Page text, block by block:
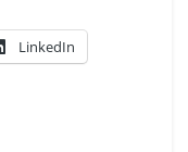
LinkedIn